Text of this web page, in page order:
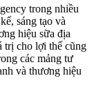
trong nhiều
sáng tạo và
hiệu sữa địa
trị cho lợi thế cũng
các mảng tư
và thương hiệu